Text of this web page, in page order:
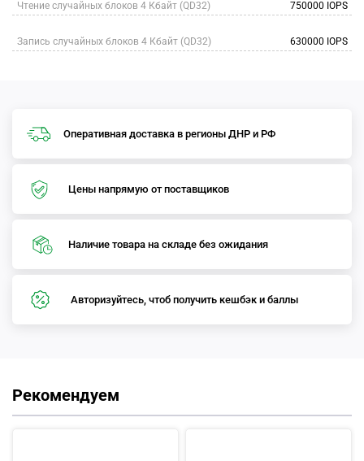
Чтение случайных блоков 4 Кбайт (QD32) 750000 IOPS
Запись случайных блоков 4 Кбайт (QD32) 630000 IOPS
Оперативная доставка в регионы ДНР и РФ
Цены напрямую от поставщиков
Наличие товара на складе без ожидания
Авторизуйтесь, чтоб получить кешбэк и баллы
Рекомендуем